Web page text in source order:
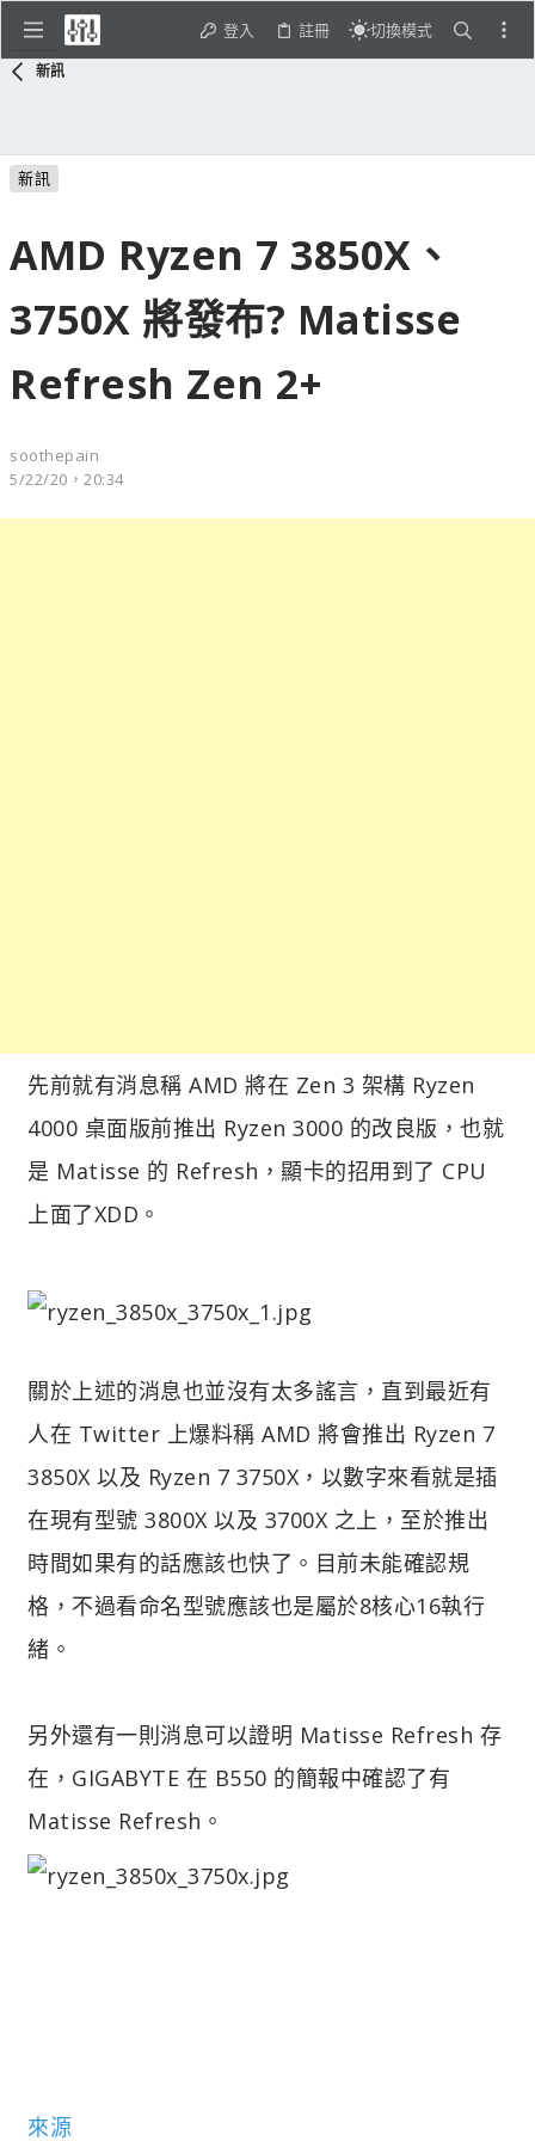
登入 註冊 切換模式
新訊
新訊
AMD Ryzen 7 3850X、
3750X 將發布? Matisse
Refresh Zen 2+
soothepain
5/22/20，20:34
先前就有消息稱 AMD 將在 Zen 3 架構 Ryzen
4000 桌面版前推出 Ryzen 3000 的改良版，也就
是 Matisse 的 Refresh，顯卡的招用到了 CPU
上面了XDD。
關於上述的消息也並沒有太多謠言，直到最近有
人在 Twitter 上爆料稱 AMD 將會推出 Ryzen 7
3850X 以及 Ryzen 7 3750X，以數字來看就是插
在現有型號 3800X 以及 3700X 之上，至於推出
時間如果有的話應該也快了。目前未能確認規
格，不過看命名型號應該也是屬於8核心16執行
緒。
另外還有一則消息可以證明 Matisse Refresh 存
在，GIGABYTE 在 B550 的簡報中確認了有
Matisse Refresh。
來源